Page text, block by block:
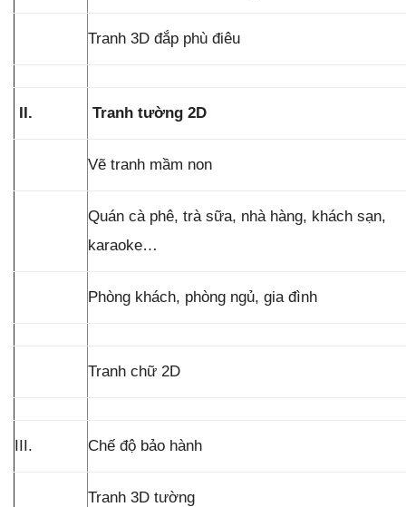
Tranh 3D đắp phù điêu
II. Tranh tường 2D
Vẽ tranh mầm non
Quán cà phê, trà sữa, nhà hàng, khách sạn,
karaoke…
Phòng khách, phòng ngủ, gia đình
Tranh chữ 2D
III. Chế độ bảo hành
Tranh 3D tường